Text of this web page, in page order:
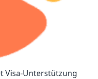
Visa-Unterstützung